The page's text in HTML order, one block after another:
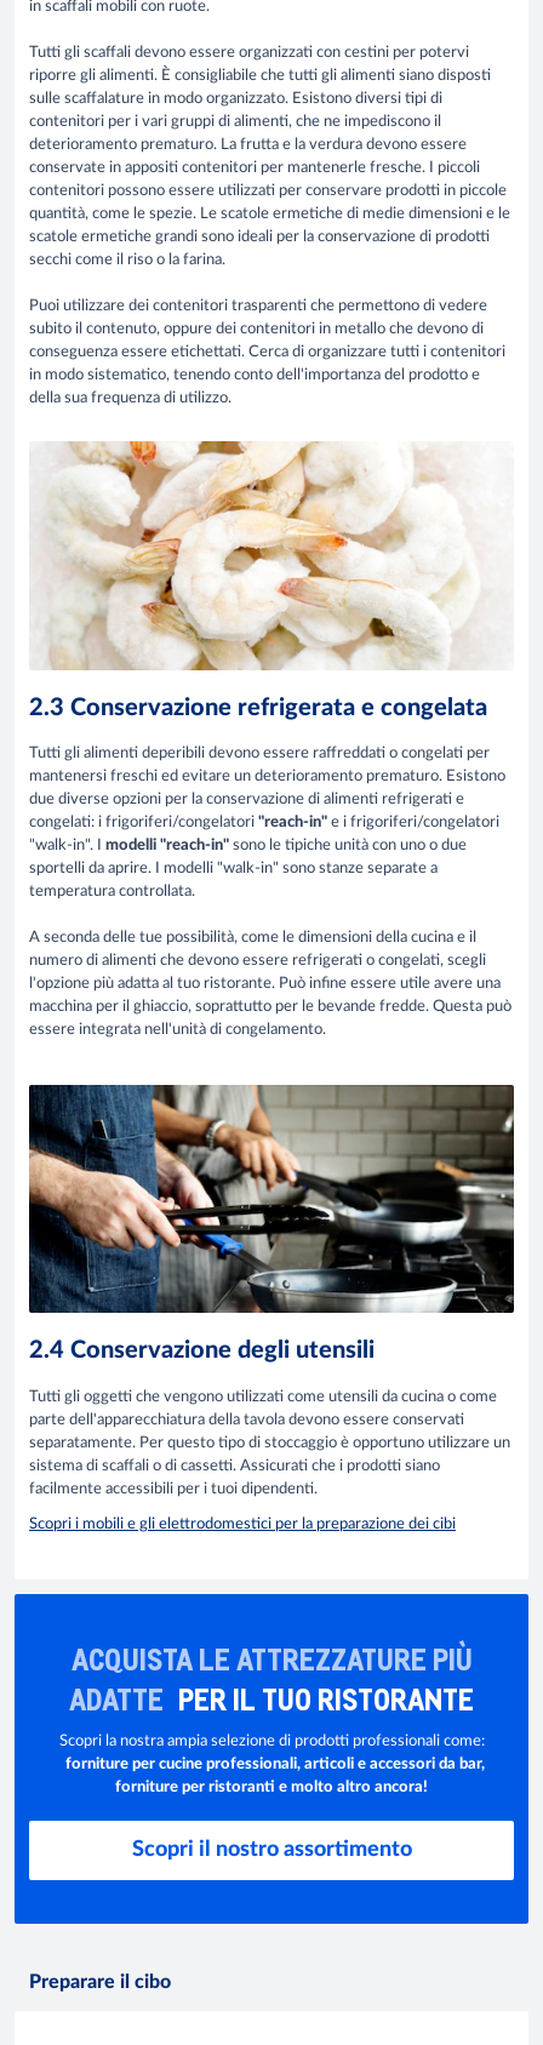
in scaffali mobili con ruote.
Tutti gli scaffali devono essere organizzati con cestini per potervi
riporre gli alimenti. È consigliabile che tutti gli alimenti siano disposti
sulle scaffalature in modo organizzato. Esistono diversi tipi di
contenitori per i vari gruppi di alimenti, che ne impediscono il
deterioramento prematuro. La frutta e la verdura devono essere
conservate in appositi contenitori per mantenerle fresche. I piccoli
contenitori possono essere utilizzati per conservare prodotti in piccole
quantità, come le spezie. Le scatole ermetiche di medie dimensioni e le
scatole ermetiche grandi sono ideali per la conservazione di prodotti
secchi come il riso o la farina.
Puoi utilizzare dei contenitori trasparenti che permettono di vedere
subito il contenuto, oppure dei contenitori in metallo che devono di
conseguenza essere etichettati. Cerca di organizzare tutti i contenitori
in modo sistematico, tenendo conto dell'importanza del prodotto e
della sua frequenza di utilizzo.
2.3 Conservazione refrigerata e congelata
Tutti gli alimenti deperibili devono essere raffreddati o congelati per
mantenersi freschi ed evitare un deterioramento prematuro. Esistono
due diverse opzioni per la conservazione di alimenti refrigerati e
congelati: i frigoriferi/congelatori "reach-in" e i frigoriferi/congelatori
"walk-in". I modelli "reach-in" sono le tipiche unità con uno o due
sportelli da aprire. I modelli "walk-in" sono stanze separate a
temperatura controllata.
A seconda delle tue possibilità, come le dimensioni della cucina e il
numero di alimenti che devono essere refrigerati o congelati, scegli
l'opzione più adatta al tuo ristorante. Può infine essere utile avere una
macchina per il ghiaccio, soprattutto per le bevande fredde. Questa può
essere integrata nell'unità di congelamento.
2.4 Conservazione degli utensili
Tutti gli oggetti che vengono utilizzati come utensili da cucina o come
parte dell'apparecchiatura della tavola devono essere conservati
separatamente. Per questo tipo di stoccaggio è opportuno utilizzare un
sistema di scaffali o di cassetti. Assicurati che i prodotti siano
facilmente accessibili per i tuoi dipendenti.
Scopri i mobili e gli elettrodomestici per la preparazione dei cibi
ACQUISTA LE ATTREZZATURE PIÙ
ADATTE PER IL TUO RISTORANTE
Scopri la nostra ampia selezione di prodotti professionali come:
forniture per cucine professionali, articoli e accessori da bar,
forniture per ristoranti e molto altro ancora!
Scopri il nostro assortimento
Preparare il cibo